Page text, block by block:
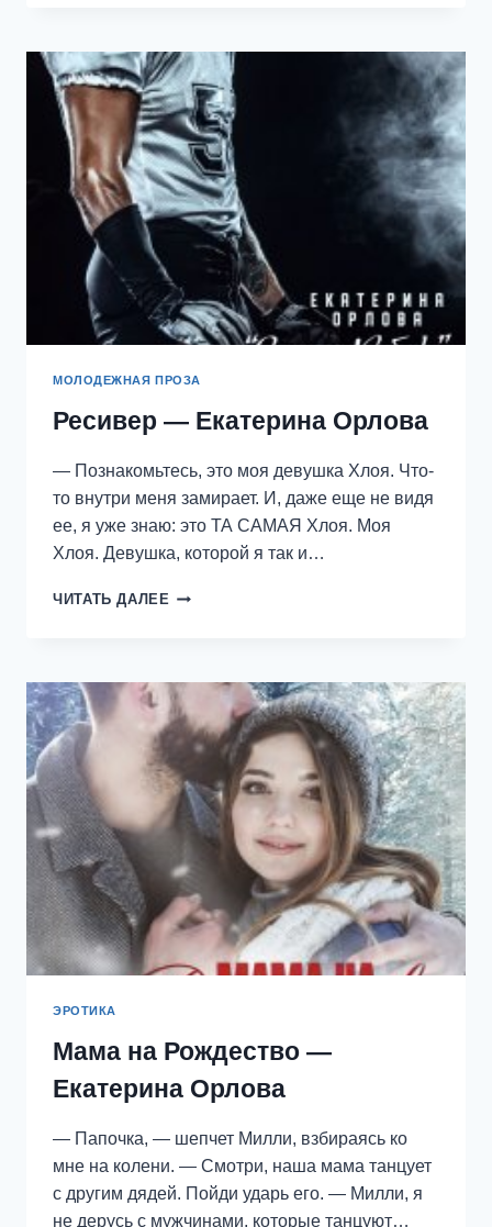
МОЛОДЕЖНАЯ ПРОЗА
Ресивер — Екатерина Орлова
— Познакомьтесь, это моя девушка Хлоя. Что-
то внутри меня замирает. И, даже еще не видя
ее, я уже знаю: это ТА САМАЯ Хлоя. Моя
Хлоя. Девушка, которой я так и…
ЧИТАТЬ ДАЛЕЕ РЕСИВЕР
ЭРОТИКА
Мама на Рождество —
Екатерина Орлова
— Папочка, — шепчет Милли, взбираясь ко
мне на колени. — Смотри, наша мама танцует
с другим дядей. Пойди ударь его. — Милли, я
не дерусь с мужчинами, которые танцуют…